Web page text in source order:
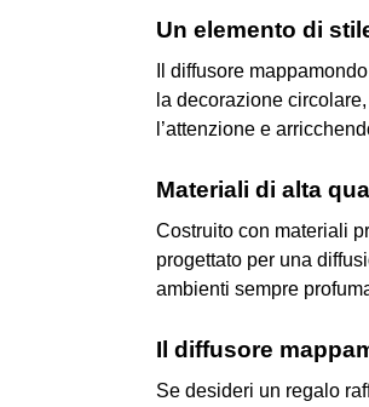
Un elemento di
Il diffusore
la decorazione
l’attenzione e
Materiali di alta
Costruito con materiali
progettato per una
ambienti sempre
Il diffusore
Se desideri un regalo